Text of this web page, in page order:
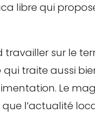
libre qui
sur le
qui traite aussi
Le
l’actualité